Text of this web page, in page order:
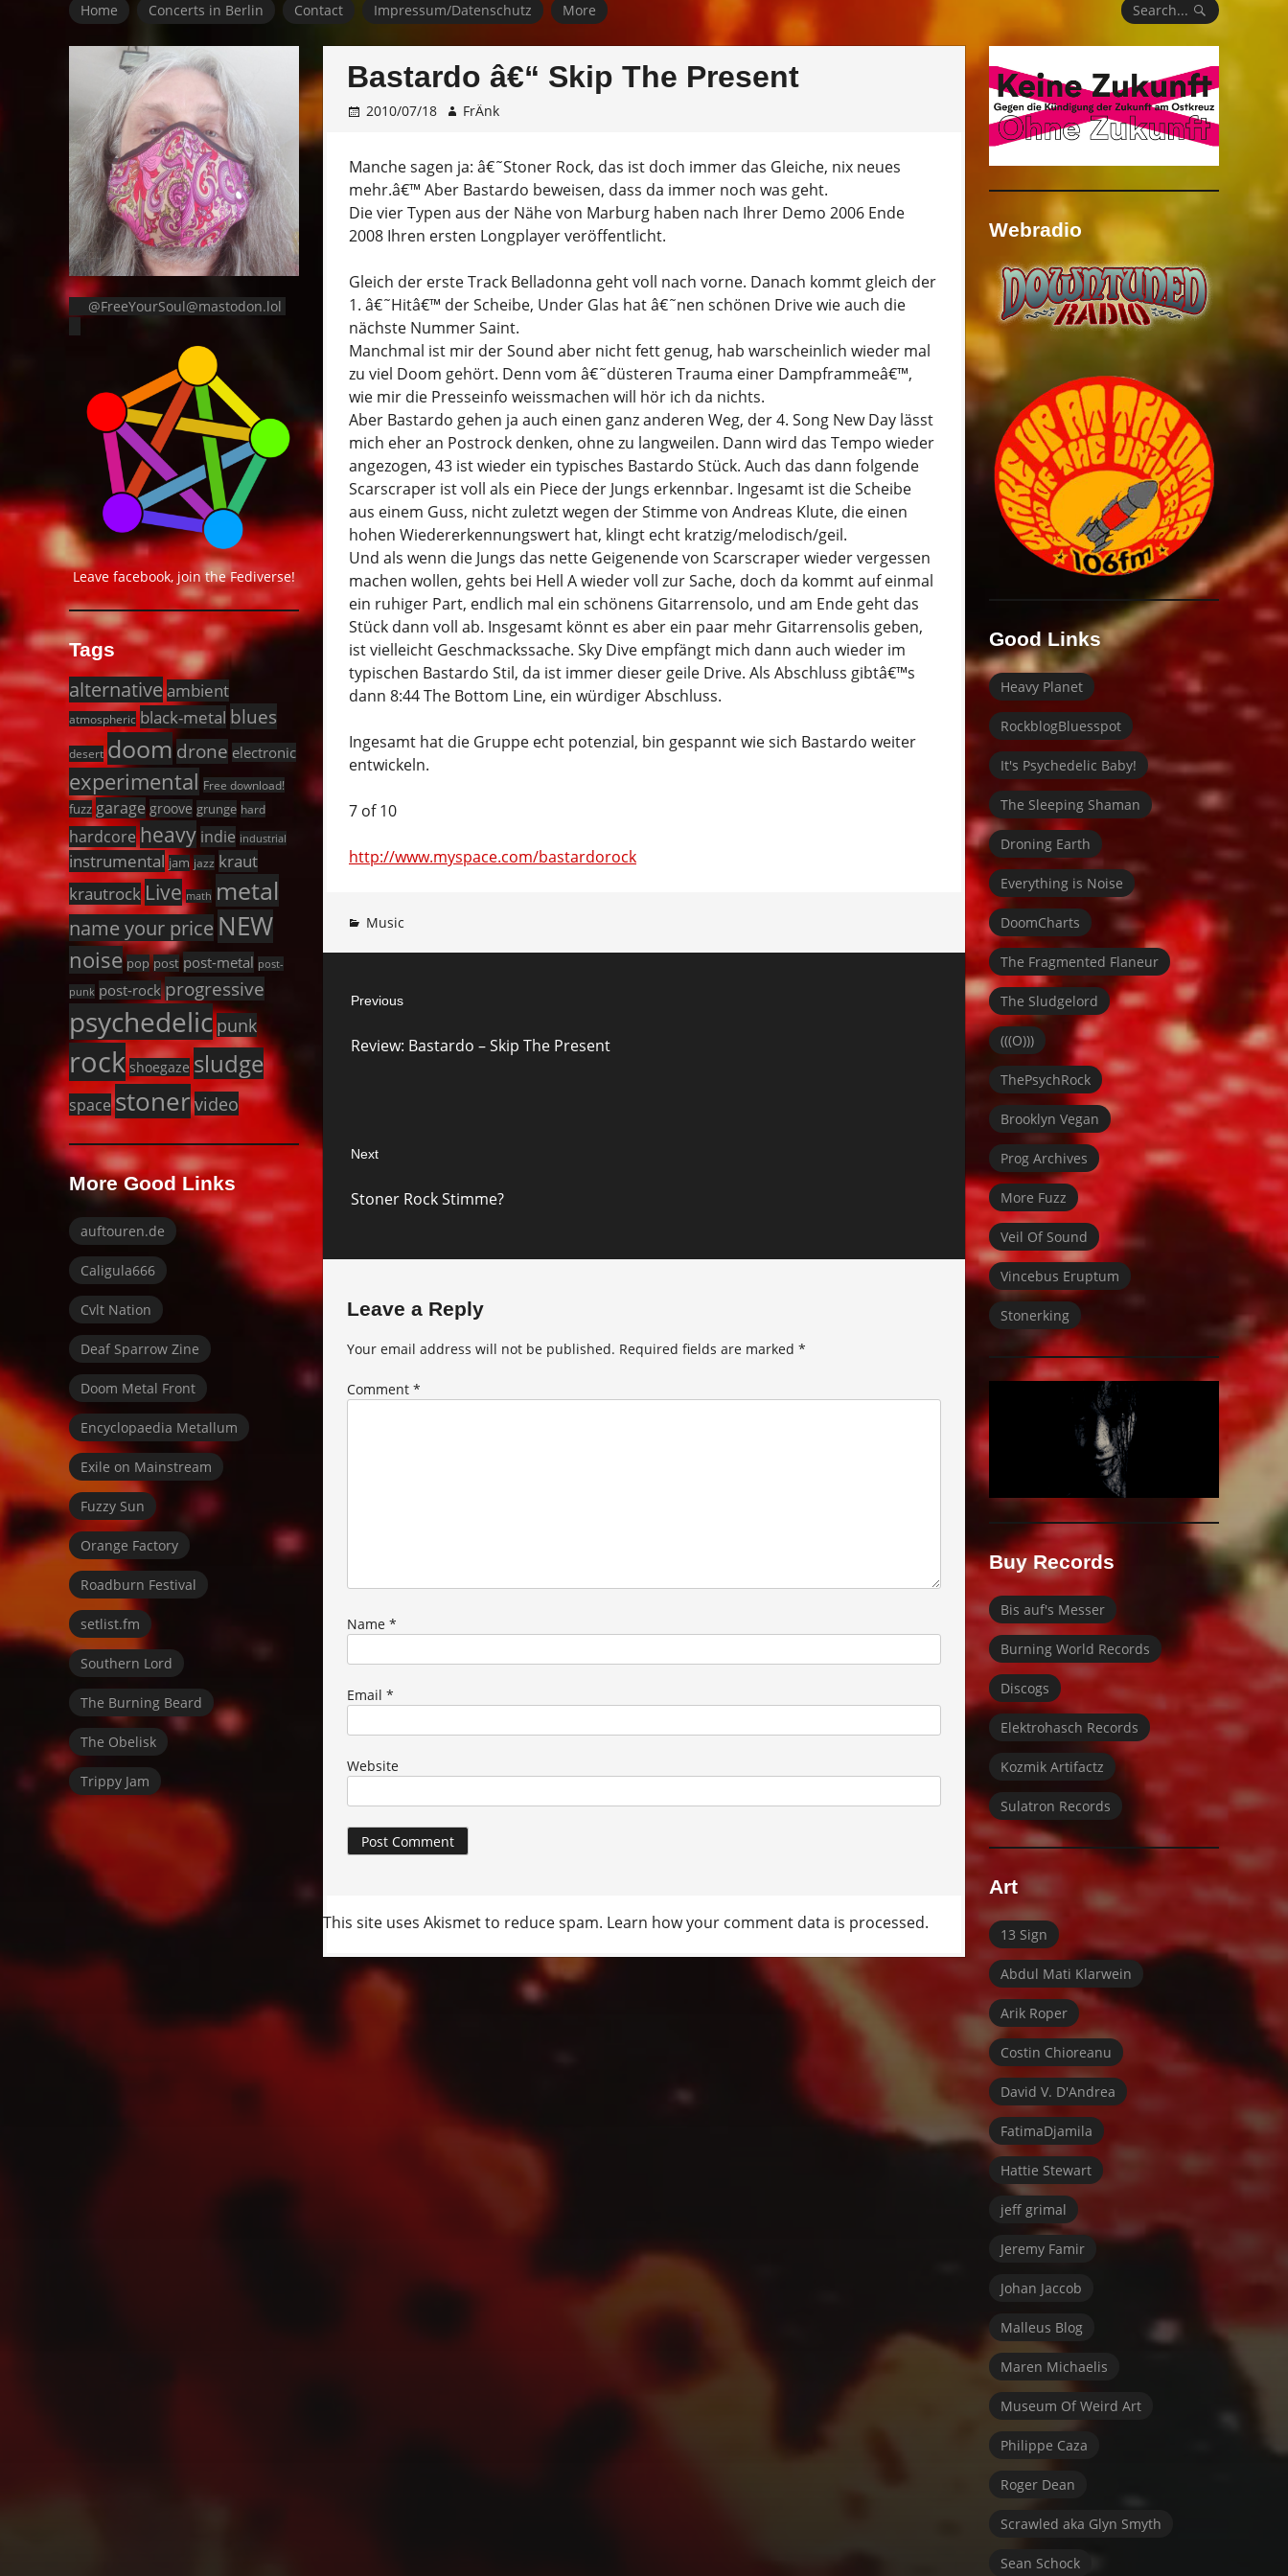
Home Concerts in Berlin Contact Impressum/Datenschutz More Search...
Bastardo â€“ Skip The Present
2010/07/18 FrÄnk
Manche sagen ja: â€˜Stoner Rock, das ist doch immer das Gleiche, nix neues
mehr.â€™ Aber Bastardo beweisen, dass da immer noch was geht.
Die vier Typen aus der Nähe von Marburg haben nach Ihrer Demo 2006 Ende
2008 Ihren ersten Longplayer veröffentlicht.
Gleich der erste Track Belladonna geht voll nach vorne. Danach kommt gleich der
1. â€˜Hitâ€™ der Scheibe, Under Glas hat â€˜nen schönen Drive wie auch die
nächste Nummer Saint.
Manchmal ist mir der Sound aber nicht fett genug, hab warscheinlich wieder mal
zu viel Doom gehört. Denn vom â€˜düsteren Trauma einer Dampframmeâ€™,
wie mir die Presseinfo weissmachen will hör ich da nichts.
Aber Bastardo gehen ja auch einen ganz anderen Weg, der 4. Song New Day lässt
mich eher an Postrock denken, ohne zu langweilen. Dann wird das Tempo wieder
angezogen, 43 ist wieder ein typisches Bastardo Stück. Auch das dann folgende
Scarscraper ist voll als ein Piece der Jungs erkennbar. Ingesamt ist die Scheibe
aus einem Guss, nicht zuletzt wegen der Stimme von Andreas Klute, die einen
hohen Wiedererkennungswert hat, klingt echt kratzig/melodisch/geil.
Und als wenn die Jungs das nette Geigenende von Scarscraper wieder vergessen
machen wollen, gehts bei Hell A wieder voll zur Sache, doch da kommt auf einmal
ein ruhiger Part, endlich mal ein schönens Gitarrensolo, und am Ende geht das
Stück dann voll ab. Insgesamt könnt es aber ein paar mehr Gitarrensolis geben,
ist vielleicht Geschmackssache. Sky Dive empfängt mich dann auch wieder im
typischen Bastardo Stil, da ist immer dieser geile Drive. Als Abschluss gibtâ€™s
dann 8:44 The Bottom Line, ein würdiger Abschluss.
Ingesamt hat die Gruppe echt potenzial, bin gespannt wie sich Bastardo weiter
entwickeln.
7 of 10
http://www.myspace.com/bastardorock
Music
navigation
Previous
post:
Review: Bastardo – Skip The Present
Next
post:
Stoner Rock Stimme?
Leave a Reply
Your email address will not be published. Required fields are marked *
Comment *
Name *
Email *
Website
This site uses Akismet to reduce spam. Learn how your comment data is processed.
@FreeYourSoul@mastodon.lol
Leave facebook, join the Fediverse!
Tags
alternative ambient
atmospheric black-metal blues
desert doom drone electronic
experimental Free download!
fuzz garage groove grunge hard
hardcore heavy indie industrial
instrumental jam jazz kraut
krautrock Live math metal
name your price NEW
noise pop post post-metal post-
punk post-rock progressive
psychedelic punk
rock shoegaze sludge
space stoner video
More Good Links
auftouren.de
Caligula666
Cvlt Nation
Deaf Sparrow Zine
Doom Metal Front
Encyclopaedia Metallum
Exile on Mainstream
Fuzzy Sun
Orange Factory
Roadburn Festival
setlist.fm
Southern Lord
The Burning Beard
The Obelisk
Trippy Jam
Webradio
Good Links
Heavy Planet
RockblogBluesspot
It's Psychedelic Baby!
The Sleeping Shaman
Droning Earth
Everything is Noise
DoomCharts
The Fragmented Flaneur
The Sludgelord
(((O)))
ThePsychRock
Brooklyn Vegan
Prog Archives
More Fuzz
Veil Of Sound
Vincebus Eruptum
Stonerking
Buy Records
Bis auf's Messer
Burning World Records
Discogs
Elektrohasch Records
Kozmik Artifactz
Sulatron Records
Art
13 Sign
Abdul Mati Klarwein
Arik Roper
Costin Chioreanu
David V. D'Andrea
FatimaDjamila
Hattie Stewart
jeff grimal
Jeremy Famir
Johan Jaccob
Malleus Blog
Maren Michaelis
Museum Of Weird Art
Philippe Caza
Roger Dean
Scrawled aka Glyn Smyth
Sean Schock